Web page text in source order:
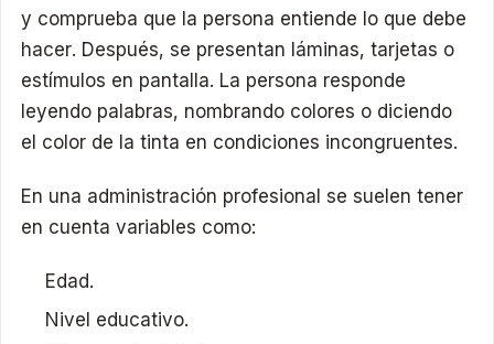
y comprueba que la persona entiende lo que debe
hacer. Después, se presentan láminas, tarjetas o
estímulos en pantalla. La persona responde
leyendo palabras, nombrando colores o diciendo
el color de la tinta en condiciones incongruentes.
En una administración profesional se suelen tener
en cuenta variables como:
Edad.
Nivel educativo.